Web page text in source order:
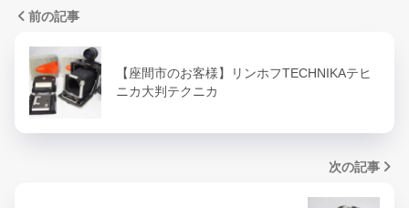
前の記事
【座間市のお客様】リンホフTECHNIKAテヒ
ニカ大判テクニカ
次の記事